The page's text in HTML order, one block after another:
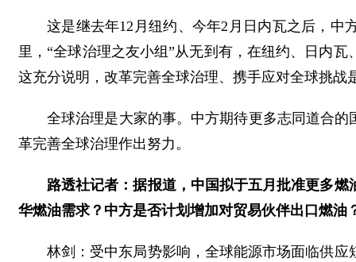
这是继去年12月纽约、今年2月日内瓦之后，中
里，“全球治理之友小组”从无到有，在纽约、日内
这充分说明，改革完善全球治理、携手应对全球挑战
全球治理是大家的事。中方期待更多志同道合
革完善全球治理作出努力。
路透社记者：据报道，中国拟于五月批准更多
华燃油需求？中方是否计划增加对贸易伙伴出口燃油
林剑：受中东局势影响，全球能源市场面临供